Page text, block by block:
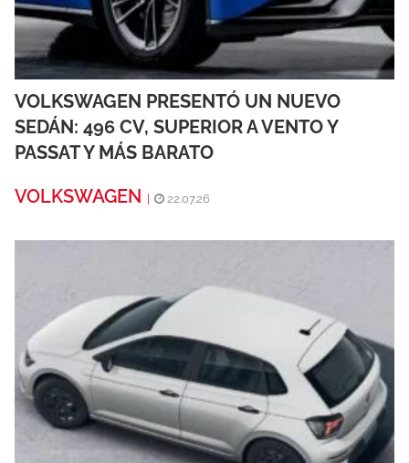
VOLKSWAGEN PRESENTÓ UN NUEVO
SEDÁN: 496 CV, SUPERIOR A VENTO Y
PASSAT Y MÁS BARATO
VOLKSWAGEN
22.07.26